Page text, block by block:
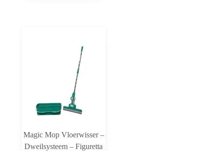
Magic Mop Vloerwisser –
Dweilsysteem – Figuretta